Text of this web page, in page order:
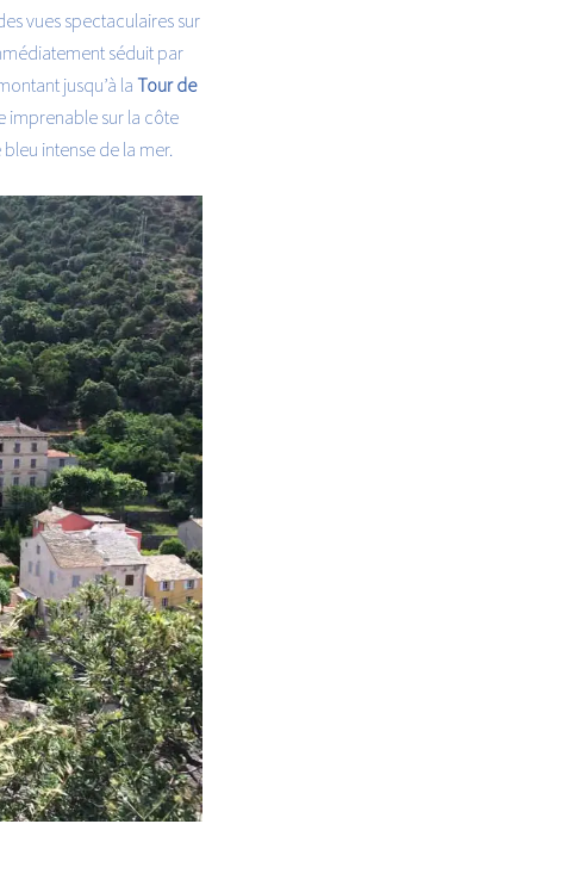
vues spectaculaires sur
séduit par
jusqu’à la Tour de
imprenable sur la côte
intense de la mer.